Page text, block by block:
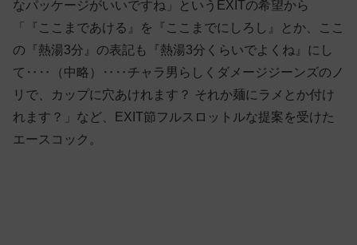
なパッケージがいいですね」というEXITの希望から
「『ここまであける』を『ここまでにしろし』とか、ここ
の『熱湯3分』の表記も『熱湯3分くらいでよくね』にし
て‥‥（中略）‥‥チャラ男らしくダメージジーンズのノ
リで、カップに穴あけれます？ それか麺にラメとか付け
れます？」など、EXIT節フルスロットルな提案を受けた
エースコック。